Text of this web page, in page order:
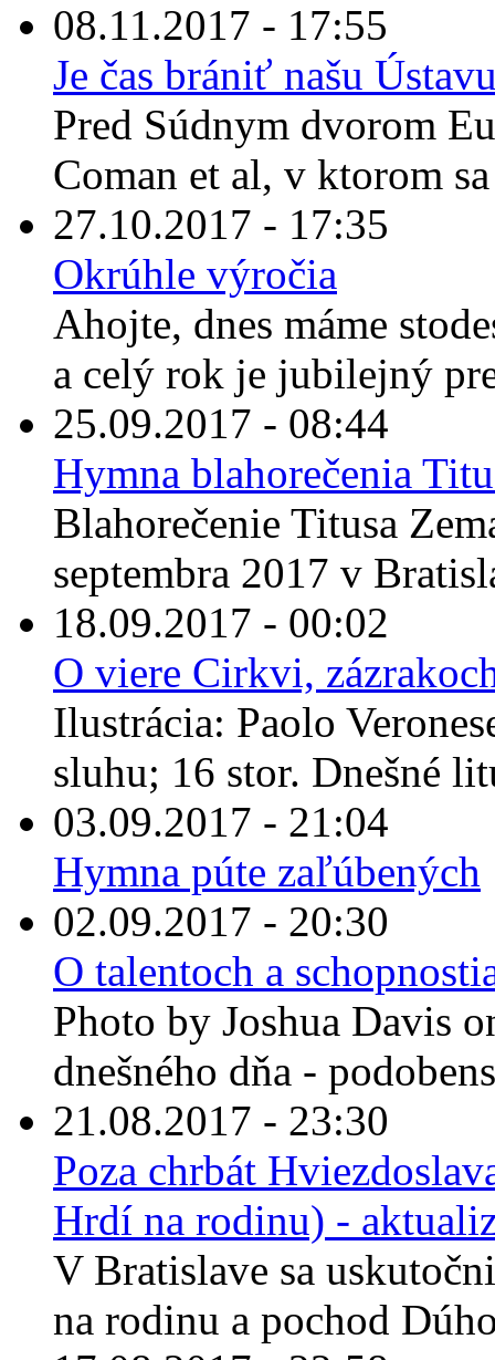
08.11.2017 - 17:55
Je čas brániť našu
Pred Súdnym dvorom
Coman et al, v ktorom
27.10.2017 - 17:35
Okrúhle výročia
Ahojte, dnes máme
a celý rok je jubilejný
25.09.2017 - 08:44
Hymna blahorečenia
Blahorečenie Titusa
septembra 2017 v
18.09.2017 - 00:02
O viere Cirkvi,
Ilustrácia: Paolo
sluhu; 16 stor. Dnešné
03.09.2017 - 21:04
Hymna púte zaľúbených
02.09.2017 - 20:30
O talentoch a
Photo by Joshua Davis
dnešného dňa -
21.08.2017 - 23:30
Poza chrbát
Hrdí na rodinu) -
V Bratislave sa
na rodinu a pochod